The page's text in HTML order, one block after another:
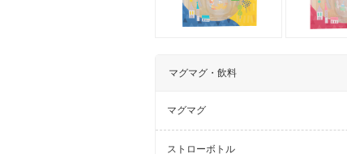
マグマグ・飲料
マグマグ
ストローボトル